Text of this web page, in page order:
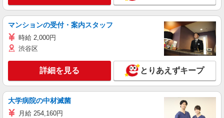
マンションの受付・案内スタッフ
時給 2,000円
渋谷区
詳細を見る とりあえずキープ
大学病院の中材滅菌
月給 254,160円